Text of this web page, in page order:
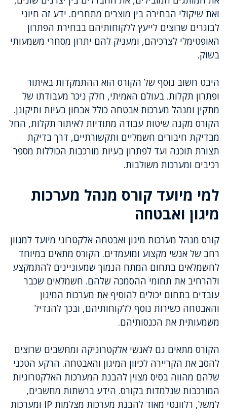
ואת שיקולי הבחירה בין מוצרים מתחרים. ידע זה חיוני
לבוגרים שרוצים לייעץ ללקוחותיהם בבחירת הפתרון
האופטימלי לצרכיהם, ומעניק להם יתרון מסחרי משמעותי
בשוק.
היבט חשוב נוסף של הקורס הוא ההתמקדות באיתור
ופתרון תקלות. בעולם האמיתי, חלק ניכר מעבודתו של
מתקין ומנהל מערכות אבטחה כולל אבחון בעיות ותיקונן.
הקורס מקנה שיטות עבודה מתודיות לאיתור תקלות, החל
מבדיקת חיבורים חשמליים ותקשורתיים, דרך בדיקת
תצורת תוכנה ועד לפתרון בעיות מורכבות הכוללות מספר
רכיבים ומערכות משולבות.
למי מיועד קורס מנהל מערכות
מיגון ואבטחה
קורס מנהל מערכות מיגון ואבטחה אלקטרוני מיועד למגוון
רחב של אנשי מקצוע ומועמדים. הקורס מתאים במיוחד
לחשמלאים בתחום המתח הנמוך שמעוניינים להתמקצע
ולהרחיב את תחומי ההסמכה שלהם. חשמלאים שכבר
עובדים בתחום יכולים להוסיף את מערכות המיגון
והאבטחה כשירות נוסף ללקוחותיהם, ובכך להגדיל
משמעותית את הכנסותיהם.
הקורס מתאים גם לאנשי אלקטרוניקה ומחשבים שרוצים
להסב את הקריירה לכיוון המיגון והאבטחה. הרקע הטכני
שלהם מהווה בסיס מצוין להבנת המערכות האלקטרוניות
המורכבות שנלמדות בקורס. הידע ברשתות מחשבים,
למשל, רלוונטי מאוד להבנת מערכות מצלמות IP ומערכות